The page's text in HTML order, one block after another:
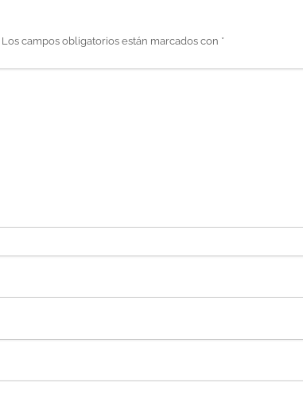
Los campos obligatorios están marcados con *